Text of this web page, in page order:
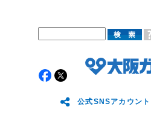
公式SNSアカウント